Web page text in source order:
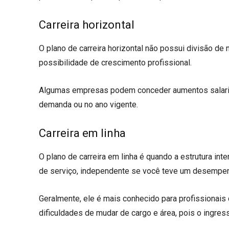
Carreira horizontal
O plano de carreira horizontal não possui divisão de
possibilidade de crescimento profissional.
Algumas empresas podem conceder aumentos
demanda ou no ano vigente.
Carreira em linha
O plano de carreira em linha é quando a estrutura
de serviço, independente se você teve um
Geralmente, ele é mais conhecido para
dificuldades de mudar de cargo e área, pois o